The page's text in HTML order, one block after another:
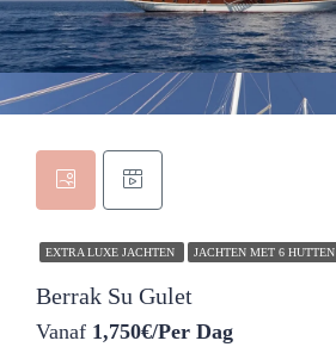
EXTRA LUXE JACHTEN JACHTEN MET 6 HUTTEN
Berrak Su Gulet
Vanaf 1,750€/Per Dag